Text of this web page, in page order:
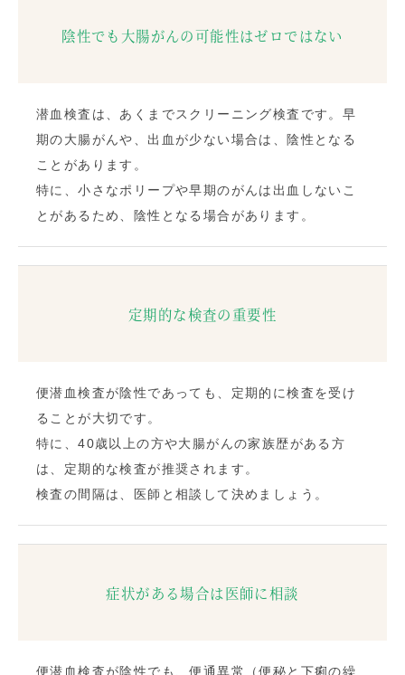
陰性でも大腸がんの可能性はゼロではない
潜血検査は、あくまでスクリーニング検査です。早
期の大腸がんや、出血が少ない場合は、陰性となる
ことがあります。
特に、小さなポリープや早期のがんは出血しないこ
とがあるため、陰性となる場合があります。
定期的な検査の重要性
便潜血検査が陰性であっても、定期的に検査を受け
ることが大切です。
特に、40歳以上の方や大腸がんの家族歴がある方
は、定期的な検査が推奨されます。
検査の間隔は、医師と相談して決めましょう。
症状がある場合は医師に相談
便潜血検査が陰性でも、便通異常（便秘と下痢の繰